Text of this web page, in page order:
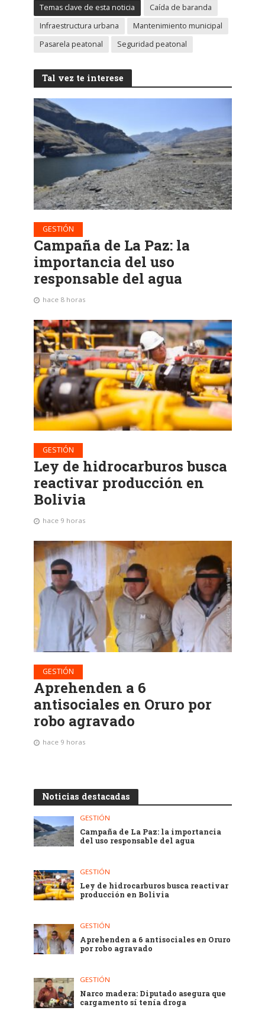
Temas clave de esta noticia
Caída de baranda
Infraestructura urbana
Mantenimiento municipal
Pasarela peatonal
Seguridad peatonal
Tal vez te interese
GESTIÓN
Campaña de La Paz: la
importancia del uso
responsable del agua
hace 8 horas
GESTIÓN
Ley de hidrocarburos busca
reactivar producción en
Bolivia
hace 9 horas
GESTIÓN
Aprehenden a 6
antisociales en Oruro por
robo agravado
hace 9 horas
Noticias destacadas
GESTIÓN
Campaña de La Paz: la importancia
del uso responsable del agua
GESTIÓN
Ley de hidrocarburos busca reactivar
producción en Bolivia
GESTIÓN
Aprehenden a 6 antisociales en Oruro
por robo agravado
GESTIÓN
Narco madera: Diputado asegura que
cargamento sí tenía droga